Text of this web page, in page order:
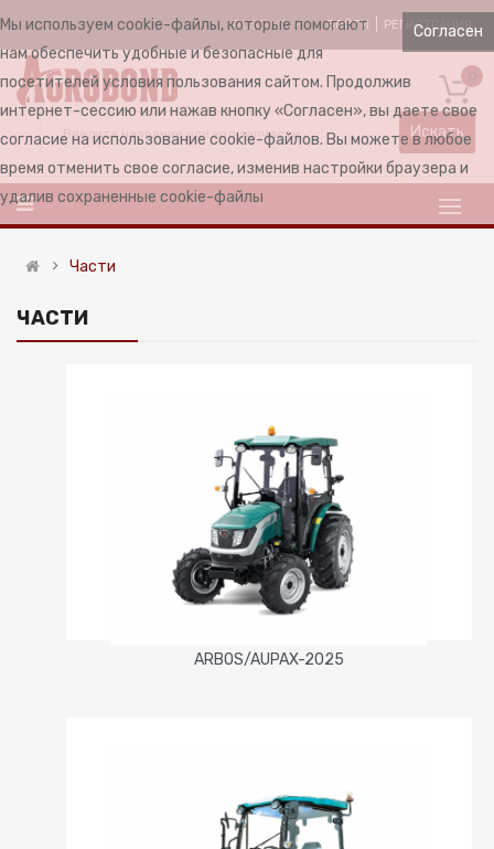
RUSSIAN ВОЙТИ РЕГИСТРАЦИЯ
Искать
Части
ЧАСТИ
ARBOS/AUPAX-2025
Согласен
Мы используем cookie-файлы, которые помогают
нам обеспечить удобные и безопасные для
посетителей условия пользования сайтом. Продолжив
интернет-сессию или нажав кнопку «Согласен», вы даете свое
согласие на использование cookie-файлов. Вы можете в любое
время отменить свое согласие, изменив настройки браузера и
удалив сохраненные cookie-файлы